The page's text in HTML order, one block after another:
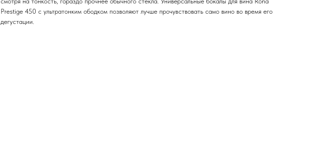
Prestige 450 с ультратонким ободком позволяют лучше прочувствовать само вино во время его
дегустации.